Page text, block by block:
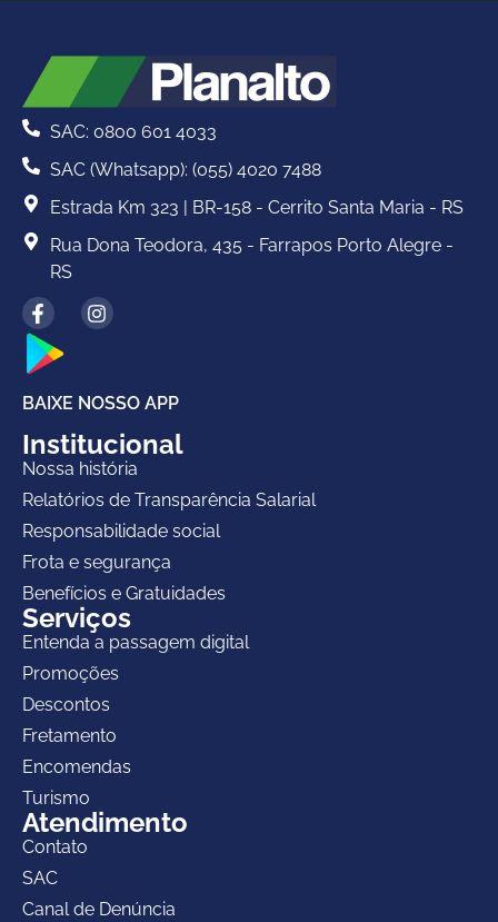
SAC: 0800 601 4033
SAC (Whatsapp): (055) 4020 7488
Estrada Km 323 | BR-158 - Cerrito Santa Maria - RS
Rua Dona Teodora, 435 - Farrapos Porto Alegre -
RS
BAIXE NOSSO APP
Institucional
Nossa história
Relatórios de Transparência Salarial
Responsabilidade social
Frota e segurança
Benefícios e Gratuidades
Serviços
Entenda a passagem digital
Promoções
Descontos
Fretamento
Encomendas
Turismo
Atendimento
Contato
SAC
Canal de Denúncia